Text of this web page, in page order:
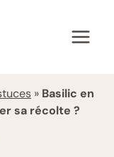
» Basilic en
sa récolte ?